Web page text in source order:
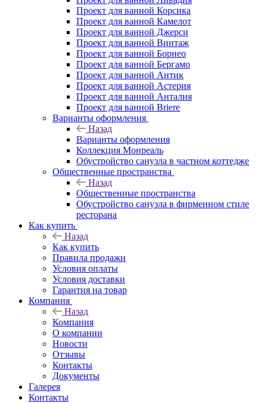
Проект для ванной Корсика
Проект для ванной Камелот
Проект для ванной Джерси
Проект для ванной Винтаж
Проект для ванной Борнео
Проект для ванной Бергамо
Проект для ванной Антик
Проект для ванной Астерия
Проект для ванной Анталия
Проект для ванной Briere
Варианты оформления
Назад
Варианты оформления
Коллекция Монреаль
Обустройство санузла в частном коттедже
Общественные пространства
Назад
Общественные пространства
Обустройство санузла в фирменном стиле
ресторана
Как купить
Назад
Как купить
Правила продажи
Условия оплаты
Условия доставки
Гарантия на товар
Компания
Назад
Компания
О компании
Новости
Отзывы
Контакты
Документы
Галерея
Контакты